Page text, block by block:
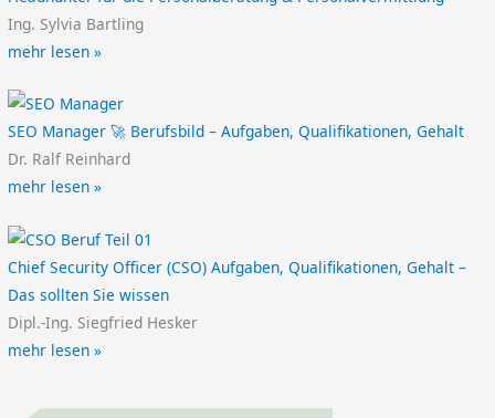
Ing. Sylvia Bartling
mehr lesen »
SEO Manager 🚀 Berufsbild – Aufgaben, Qualifikationen, Gehalt
Dr. Ralf Reinhard
mehr lesen »
Chief Security Officer (CSO) Aufgaben, Qualifikationen, Gehalt –
Das sollten Sie wissen
Dipl.-Ing. Siegfried Hesker
mehr lesen »